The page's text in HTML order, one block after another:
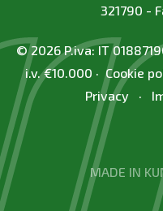
321790 -
© 2026 P.iva: IT
i.v. €10.000 ·Cookie
Privacy·
MADE IN